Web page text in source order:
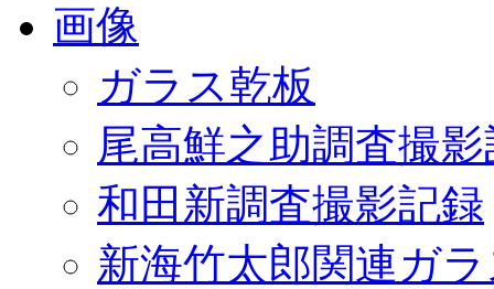
画像
ガラス乾板
尾高鮮之助調査撮
和田新調査撮影記録
新海竹太郎関連ガ